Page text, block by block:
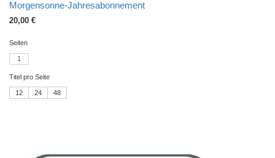
Morgensonne-Jahresabonnement
20,00 €
Seiten
1
Titel pro Seite
12 24 48